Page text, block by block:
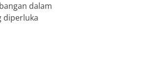
dalam
diperluka